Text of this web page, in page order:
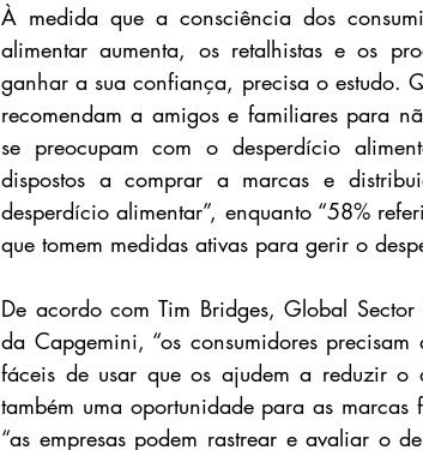
À medida que a consciência dos
alimentar aumenta, os retalhistas e os
ganhar a sua confiança, precisa o estudo.
recomendam a amigos e familiares para
se preocupam com o desperdício
dispostos a comprar a marcas e
desperdício alimentar”, enquanto “58%
que tomem medidas ativas para gerir o
De acordo com Tim Bridges, Global
da Capgemini, “os consumidores
fáceis de usar que os ajudem a reduzir o
também uma oportunidade para as
“as empresas podem rastrear e avaliar o